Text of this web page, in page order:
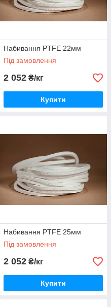
Набивання PTFE 22мм
Під замовлення
2 052 ₴/кг
Купити
Набивання PTFE 25мм
Під замовлення
2 052 ₴/кг
Купити